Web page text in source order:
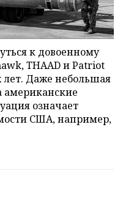
к довоенному
THAAD и Patriot
лет. Даже небольшая
американские
означает
США, например,